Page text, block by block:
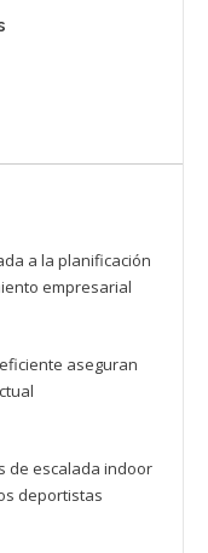
a la planificación
empresarial
aseguran
de escalada indoor
deportistas